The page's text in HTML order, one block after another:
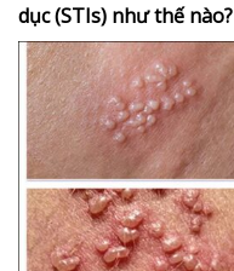
dục (STIs) như thế nào?